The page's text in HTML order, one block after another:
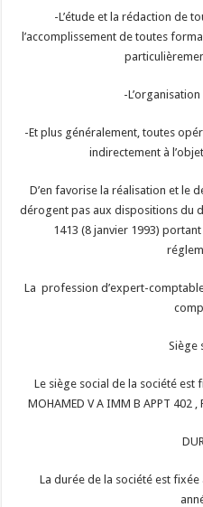
-L’étude et la rédaction de
l’accomplissement de toutes
-
-Et plus généralement, toutes
indirectement à
D’en favorise la réalisation et le
dérogent pas aux dispositions du
1413 (8 janvier 1993)
La profession d’expert-
Siège
Le siège social de la société est
MOHAMED V A IMM B APPT 402 ,
La durée de la société est fixée